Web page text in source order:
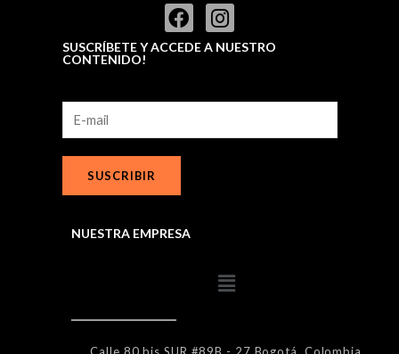
SUSCRÍBETE Y ACCEDE A NUESTRO
CONTENIDO!
SUSCRIBIR
NUESTRA EMPRESA
Calle 80 bis SUR #89B - 27 Bogotá, Colombia,